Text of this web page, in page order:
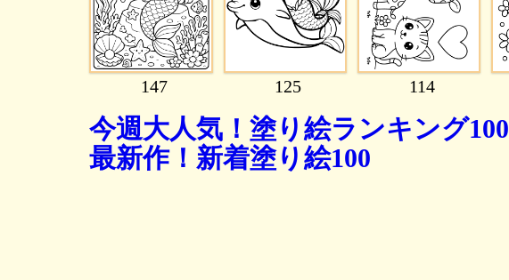
147 125 114
今週大人気！塗り絵ランキング100
最新作！新着塗り絵100